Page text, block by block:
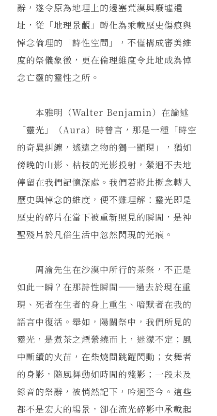
辭，遂令原為地理上的邊塞荒漠與廢墟遺
址，從「地理景觀」轉化為乘載歷史傷痕與
悼念倫理的「詩性空間」，不僅構成審美維
度的祭儀象徵，更在倫理維度令此地成為悼
念亡靈的靈性之所。
本雅明（Walter Benjamin）在論述
「靈光」（Aura）時曾言，那是一種「時空
的奇異糾纏，遙遠之物的獨一顯現」，猶如
傍晚的山影、枯枝的光影投射，縈迴不去地
停留在我們記憶深處。我們若將此概念轉入
歷史與悼念的維度，便不難理解：靈光即是
歷史的碎片在當下被重新照見的瞬間，是神
聖殘片於凡俗生活中忽然閃現的光痕。
周渝先生在沙漠中所行的茶祭，不正是
如此一瞬？在那詩性瞬間——過去於現在重
現、死者在生者的身上重生、喑默者在我的
語言中復活。舉如，陽關祭中，我們所見的
靈光，是煮茶之煙縈繞而上，迷濛不定；風
中斷續的火苗，在柴燒間跳躍閃動；女舞者
的身影，隨風舞動如時間的殘影；一段未及
錄音的祭辭，被悄然記下，吟迴至今。這些
都不是宏大的場景，卻在流光碎影中承載起